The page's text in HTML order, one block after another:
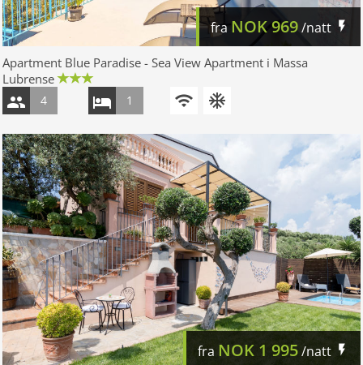
fra NOK 969/natt
Apartment Blue Paradise - Sea View Apartment i Massa
Lubrense
4 1
fra NOK 1 995/natt